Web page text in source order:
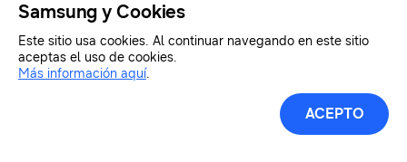
Samsung y Cookies
Este sitio usa cookies. Al continuar navegando en este sitio
aceptas el uso de cookies.
Más información aquí.
ACEPTO